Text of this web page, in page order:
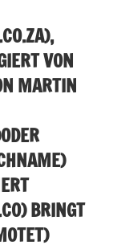
),
VON
MARTIN
) BRINGT